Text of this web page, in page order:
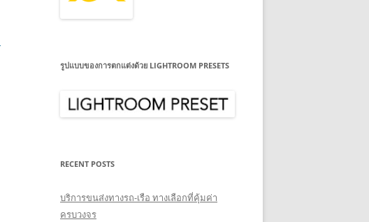
รูปแบบของการตกแต่งด้วย LIGHTROOM PRESETS
RECENT POSTS
บริการขนส่งทางรถ-เรือ ทางเลือกที่คุ้มค่า
ครบวงจร